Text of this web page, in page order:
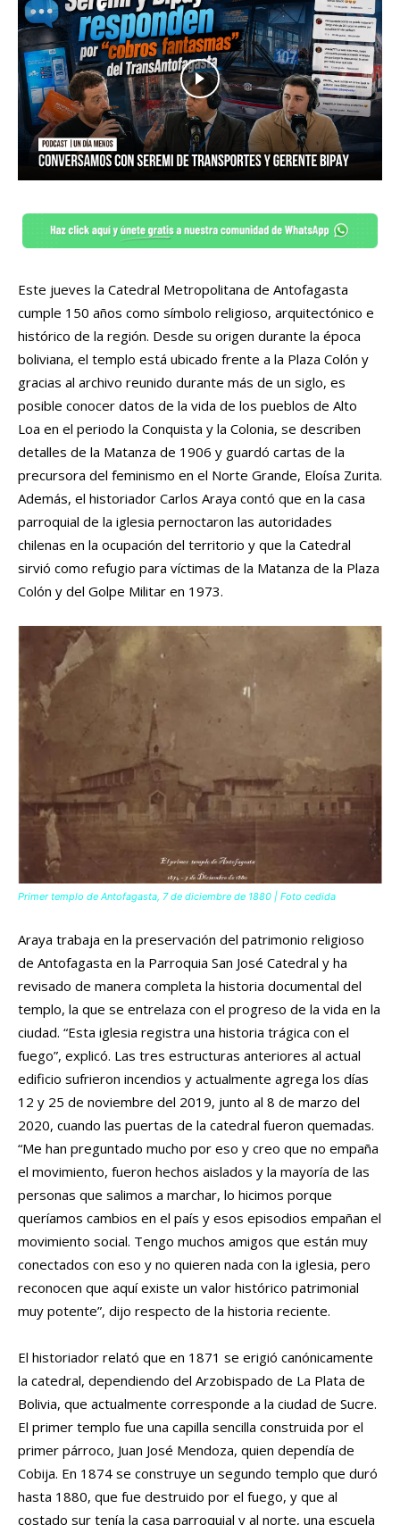
Este jueves la Catedral Metropolitana de Antofagasta
cumple 150 años como símbolo religioso, arquitectónico e
histórico de la región. Desde su origen durante la época
boliviana, el templo está ubicado frente a la Plaza Colón y
gracias al archivo reunido durante más de un siglo, es
posible conocer datos de la vida de los pueblos de Alto
Loa en el periodo la Conquista y la Colonia, se describen
detalles de la Matanza de 1906 y guardó cartas de la
precursora del feminismo en el Norte Grande, Eloísa Zurita.
Además, el historiador Carlos Araya contó que en la casa
parroquial de la iglesia pernoctaron las autoridades
chilenas en la ocupación del territorio y que la Catedral
sirvió como refugio para víctimas de la Matanza de la Plaza
Colón y del Golpe Militar en 1973.
Primer templo de Antofagasta, 7 de diciembre de 1880 | Foto cedida
Araya trabaja en la preservación del patrimonio religioso
de Antofagasta en la Parroquia San José Catedral y ha
revisado de manera completa la historia documental del
templo, la que se entrelaza con el progreso de la vida en la
ciudad. “Esta iglesia registra una historia trágica con el
fuego”, explicó. Las tres estructuras anteriores al actual
edificio sufrieron incendios y actualmente agrega los días
12 y 25 de noviembre del 2019, junto al 8 de marzo del
2020, cuando las puertas de la catedral fueron quemadas.
“Me han preguntado mucho por eso y creo que no empaña
el movimiento, fueron hechos aislados y la mayoría de las
personas que salimos a marchar, lo hicimos porque
queríamos cambios en el país y esos episodios empañan el
movimiento social. Tengo muchos amigos que están muy
conectados con eso y no quieren nada con la iglesia, pero
reconocen que aquí existe un valor histórico patrimonial
muy potente”, dijo respecto de la historia reciente.
El historiador relató que en 1871 se erigió canónicamente
la catedral, dependiendo del Arzobispado de La Plata de
Bolivia, que actualmente corresponde a la ciudad de Sucre.
El primer templo fue una capilla sencilla construida por el
primer párroco, Juan José Mendoza, quien dependía de
Cobija. En 1874 se construye un segundo templo que duró
hasta 1880, que fue destruido por el fuego, y que al
costado sur tenía la casa parroquial y al norte, una escuela